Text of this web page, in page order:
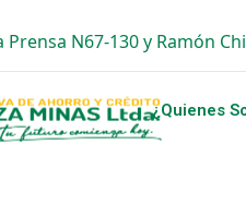
Prensa N67-130 y Ramón
¿Quienes